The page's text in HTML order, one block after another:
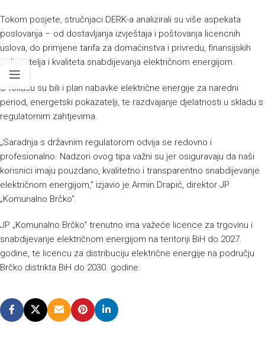
Tokom posjete, stručnjaci DERK-a analizirali su više aspekata
poslovanja – od dostavljanja izvještaja i poštovanja licencnih
uslova, do primjene tarifa za domaćinstva i privredu, finansijskih
pokazatelja i kvaliteta snabdijevanja električnom energijom.
U fokusu su bili i plan nabavke električne energije za naredni
period, energetski pokazatelji, te razdvajanje djelatnosti u skladu s
regulatornim zahtjevima.
„Saradnja s državnim regulatorom odvija se redovno i
profesionalno. Nadzori ovog tipa važni su jer osiguravaju da naši
korisnici imaju pouzdano, kvalitetno i transparentno snabdijevanje
električnom energijom,” izjavio je Armin Drapić, direktor JP
„Komunalno Brčko“.
JP „Komunalno Brčko“ trenutno ima važeće licence za trgovinu i
snabdijevanje električnom energijom na teritoriji BiH do 2027.
godine, te licencu za distribuciju električne energije na području
Brčko distrikta BiH do 2030. godine.